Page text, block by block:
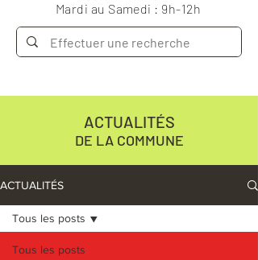
Mardi au Samedi : 9h-12h
ACTUALITÉS
DE LA COMMUNE
ACTUALITÉS
Tous les posts
Tous les posts